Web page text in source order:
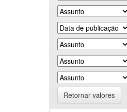
Retornar valores